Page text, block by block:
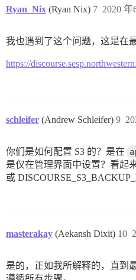
Ryan_Nix (Ryan Nix) 2020 年
7
我也遇到了这个问题，这是在
https://
schleifer (Andrew Schleifer) 9
你们是如何配置 S3 的？是在
是仅在管理界面中设置？看起
或
masterakay (Aekansh Dixit) 10
是的，正如我所解释的，直到